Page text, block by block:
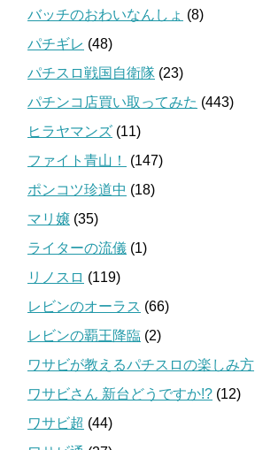
バッチのおわいなんしょ (8)
パチギレ (48)
パチスロ戦国自衛隊 (23)
パチンコ店買い取ってみた (443)
ヒラヤマンズ (11)
ファイト青山！
(147)
ポンコツ珍道中 (18)
マリ嬢 (35)
ライターの流儀 (1)
リノスロ (119)
レビンのオーラス (66)
レビンの覇王降臨 (2)
ワサビが教えるパチスロの楽しみ方
ワサビさん 新台どうですか!? (12)
ワサビ超 (44)